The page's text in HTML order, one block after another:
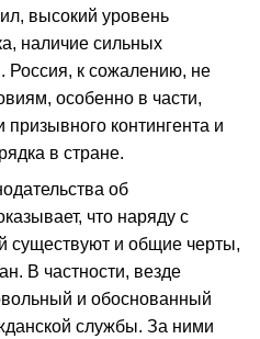
высокий уровень
наличие сильных
Россия, к сожалению, не
особенно в части,
контингента и
в стране.
об
что наряду с
существуют и общие черты,
В частности, везде
и обоснованный
службы. За ними